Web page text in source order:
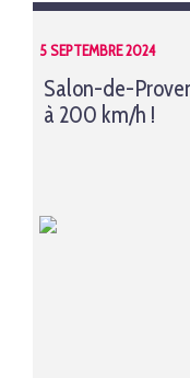
5 SEPTEMBRE 2024
Salon-de-
à 200 km/h !